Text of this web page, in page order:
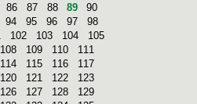
86 87 88 89
90
94 95 96 97
98
102 103 104
105
108 109 110
111
114 115 116
117
120 121 122
123
126 127 128
129